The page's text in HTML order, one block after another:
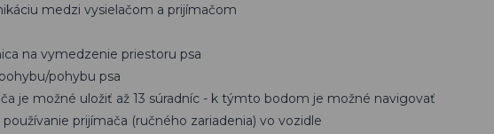
medzi vysielačom a prijímačom
na vymedzenie priestoru psa
pohybu psa
je možné uložiť až 13 súradníc - k týmto bodom je možné navigovať
používanie prijímača (ručného zariadenia) vo vozidle